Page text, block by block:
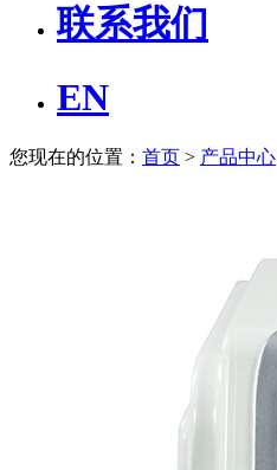
联系我们
EN
您现在的位置： 首页 > 产品中心